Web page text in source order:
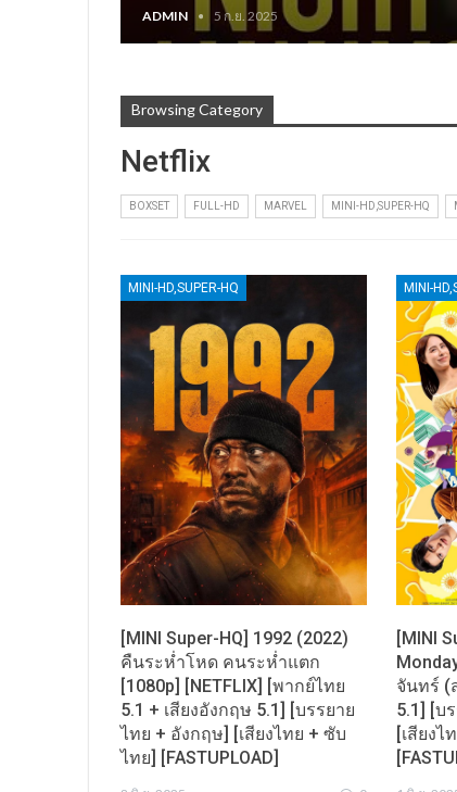
ADMIN 5 ก.ย. 2025
Browsing Category
Netflix
BOXSET FULL-HD MARVEL MINI-HD,SUPER-HQ
MINI-HD,SUPER-HQ
[MINI Super-HQ] 1992 (2022)
คืนระห่ำโหด คนระห่ำแตก
[1080p] [NETFLIX] [พากย์ไทย
5.1 + เสียงอังกฤษ 5.1] [บรรยาย
ไทย + อังกฤษ] [เสียงไทย + ซับ
ไทย] [FASTUPLOAD]
MINI-
[MINI
จันทร์ (
5.1] [บ
[เสียงไ